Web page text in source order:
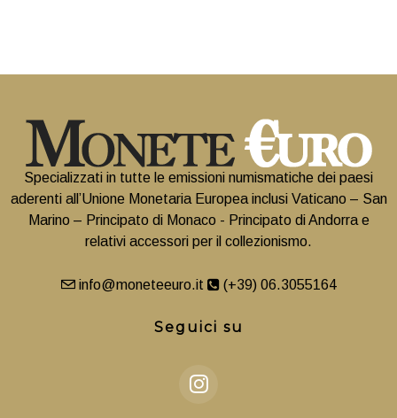
Specializzati in tutte le emissioni numismatiche dei paesi
aderenti all’Unione Monetaria Europea inclusi Vaticano – San
Marino – Principato di Monaco - Principato di Andorra e
relativi accessori per il collezionismo.
info@moneteeuro.it (+39) 06.3055164
Seguici su